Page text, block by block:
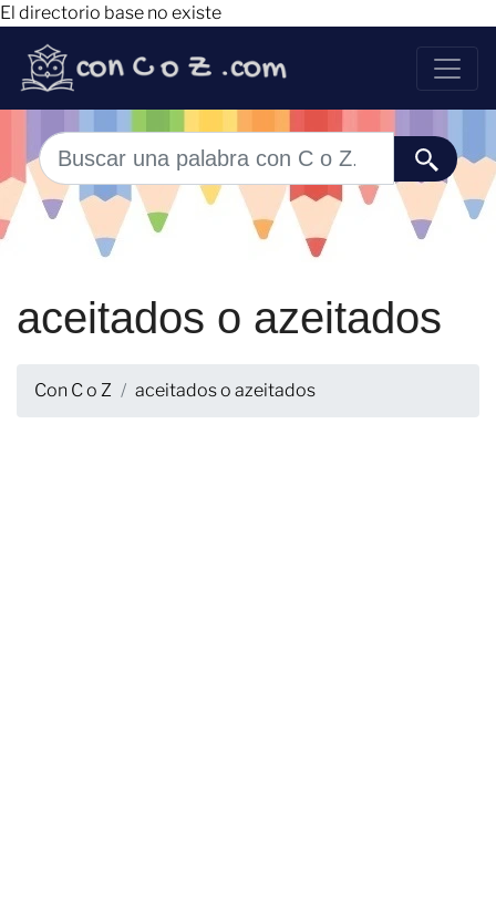
El directorio base no existe
aceitados o azeitados
Con C o Z aceitados o azeitados